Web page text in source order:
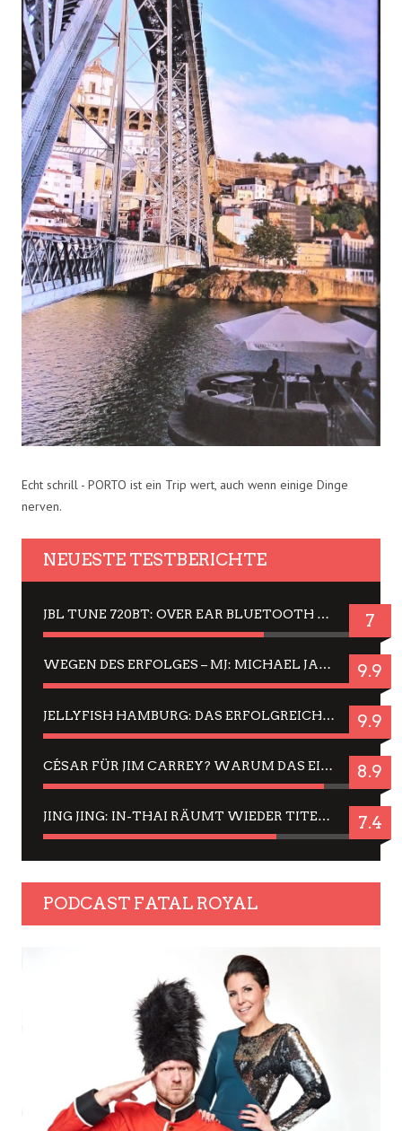
Echt schrill - PORTO ist ein Trip wert, auch wenn einige Dinge
nerven.
NEUESTE TESTBERICHTE
JBL TUNE 720BT: OVER EAR BLUETOOTH KOPFHÖRER UM DIE 50,-€ IM DAUER-TEST 7
WEGEN DES ERFOLGES – MJ: MICHAEL JACKSON MUSICAL IN EINER MATINEE SEHEN 9.9
JELLYFISH HAMBURG: DAS ERFOLGREICHE SOMMER-MENÜ 2025 IN GEFÜHLEN UND BILDERN 9.9
CÉSAR FÜR JIM CARREY? WARUM DAS EINER DER NERVIGSTEN ACTORS IST UND BLEIBT 8.9
JING JING: IN-THAI RÄUMT WIEDER TITEL AB – EIN ZWEI-STUNDEN-ERLEBNISBERICHT 7.4
PODCAST FATAL ROYAL